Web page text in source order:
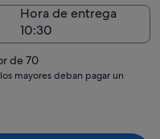
Hora de entrega
de 70
mayores deban pagar un